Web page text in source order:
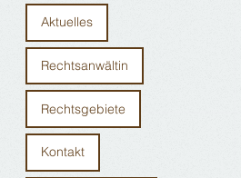
Aktuelles
Rechtsanwältin
Rechtsgebiete
Kontakt